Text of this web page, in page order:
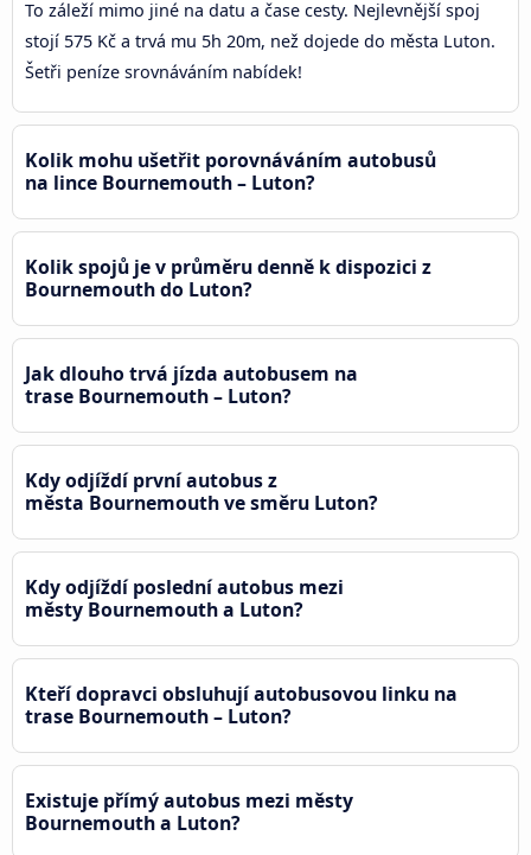
To záleží mimo jiné na datu a čase cesty. Nejlevnější spoj
stojí 575 Kč a trvá mu 5h 20m, než dojede do města Luton.
Šetři peníze srovnáváním nabídek!
Kolik mohu ušetřit porovnáváním autobusů
na lince Bournemouth – Luton?
Kolik spojů je v průměru denně k dispozici z
Bournemouth do Luton?
Jak dlouho trvá jízda autobusem na
trase Bournemouth – Luton?
Kdy odjíždí první autobus z
města Bournemouth ve směru Luton?
Kdy odjíždí poslední autobus mezi
městy Bournemouth a Luton?
Kteří dopravci obsluhují autobusovou linku na
trase Bournemouth – Luton?
Existuje přímý autobus mezi městy
Bournemouth a Luton?